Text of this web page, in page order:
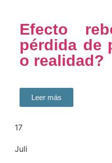
Efecto
pérdida de
o realidad?
Leer más
17
Juli